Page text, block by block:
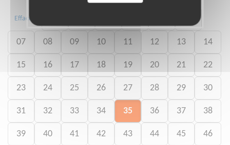
Effacer
07 08 09 10 11 12 13 14
15 16 17 18 19 20 21 22
23 24 25 26 27 28 29 30
31 32 33 34 35 36 37 38
39 40 41 42 43 44 45 46